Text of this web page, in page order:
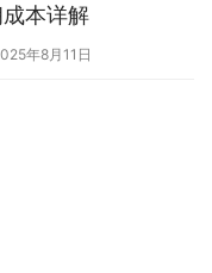
本详解
年8月11日